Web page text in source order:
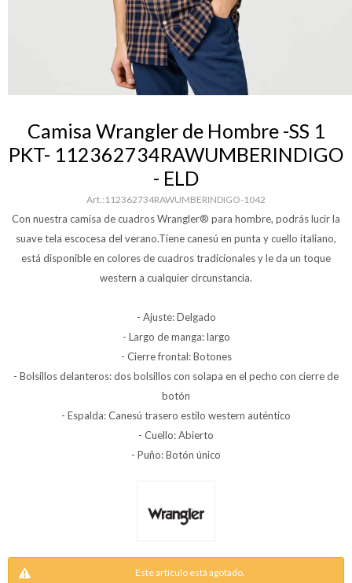
Camisa Wrangler de Hombre -SS 1
PKT- 112362734RAWUMBERINDIGO
- ELD
112362734RAWUMBERINDIGO-1042
Con nuestra camisa de cuadros Wrangler® para hombre, podrás lucir la
suave tela escocesa del verano.Tiene canesú en punta y cuello italiano,
está disponible en colores de cuadros tradicionales y le da un toque
western a cualquier circunstancia.
- Ajuste: Delgado
- Largo de manga: largo
- Cierre frontal: Botones
- Bolsillos delanteros: dos bolsillos con solapa en el pecho con cierre de
botón
- Espalda: Canesú trasero estilo western auténtico
- Cuello: Abierto
- Puño: Botón único
Este artículo está agotado.